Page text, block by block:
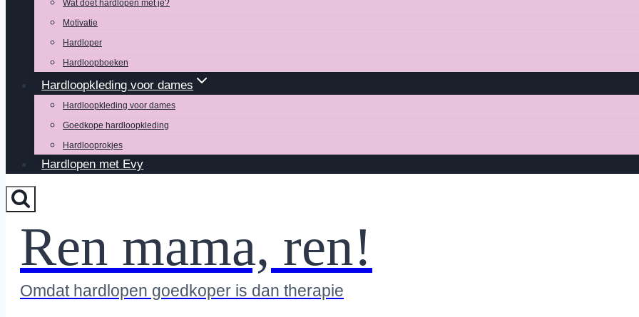
Wat doet hardlopen met je?
Motivatie
Hardloper
Hardloopboeken
Hardloopkleding voor dames
Hardloopkleding voor dames
Goedkope hardloopkleding
Hardlooprokjes
Hardlopen met Evy
Ren mama, ren!
Omdat hardlopen goedkoper is dan therapie